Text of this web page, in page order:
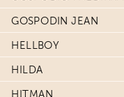
GOSPODIN JEAN
HELLBOY
HILDA
HITMAN